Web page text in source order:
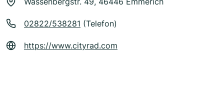
02822/538281 (Telefon)
https://www.cityrad.com